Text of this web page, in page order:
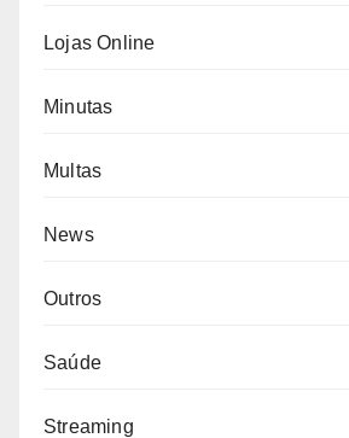
Lojas Online
Minutas
Multas
News
Outros
Saúde
Streaming